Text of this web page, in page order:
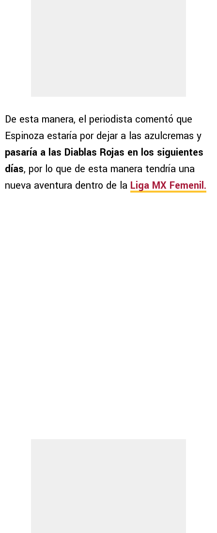
De esta manera, el periodista comentó que
Espinoza estaría por dejar a las azulcremas y
pasaría a las Diablas Rojas en los siguientes
días, por lo que de esta manera tendría una
nueva aventura dentro de la Liga MX Femenil.